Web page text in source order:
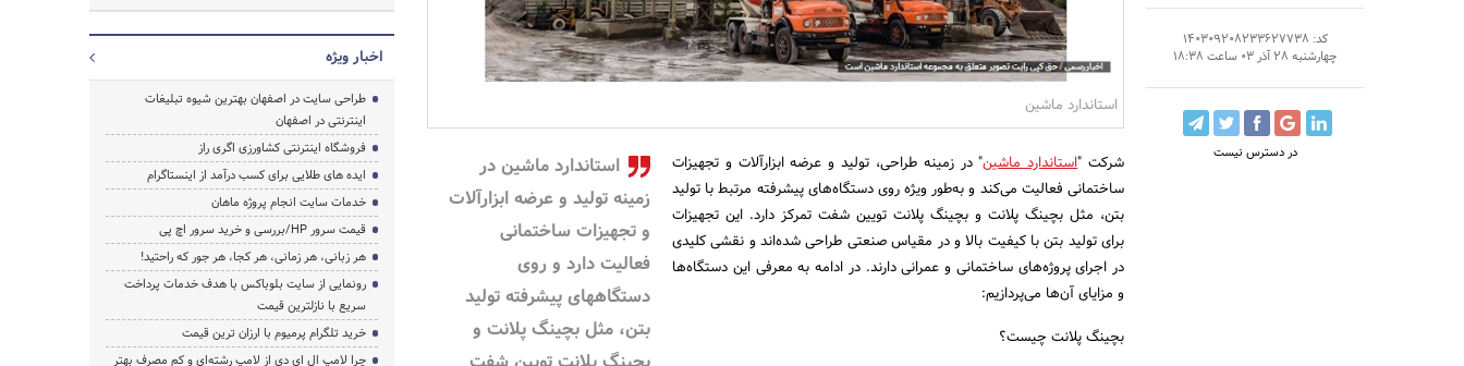
کد: 140309208233627738
چهارشنبه 28 آذر 03 ساعت 18:38
در دسترس نیست
استاندارد ماشین
استاندارد ماشین در
زمینه تولید و عرضه ابزارآلات
و تجهیزات ساختمانی
فعالیت دارد و روی
دستگاههای پیشرفته تولید
بتن، مثل بچینگ پلانت و
شرکت "استاندارد ماشین" در زمینه طراحی، تولید و عرضه ابزارآلات و تجهیزات
ساختمانی فعالیت می‌کند و به‌طور ویژه روی دستگاه‌های پیشرفته مرتبط با تولید
بتن، مثل بچینگ پلانت و بچینگ پلانت تویین شفت تمرکز دارد. این تجهیزات
برای تولید بتن با کیفیت بالا و در مقیاس صنعتی طراحی شده‌اند و نقشی کلیدی
در اجرای پروژه‌های ساختمانی و عمرانی دارند. در ادامه به معرفی این دستگاه‌ها
و مزایای آن‌ها می‌پردازیم:
بچینگ پلانت چیست؟
اخبار ویژه
طراحی سایت در اصفهان بهترین شیوه تبلیغات
اینترنتی در اصفهان
فروشگاه اینترنتی کشاورزی اگری راز
ایده های طلایی برای کسب درآمد از اینستاگرام
خدمات سایت انجام پروژه ماهان
قیمت سرور HP/بررسی و خرید سرور اچ پی
هر زبانی، هر زمانی، هر کجا، هر جور که راحتید!
رونمایی از سایت بلوباکس با هدف خدمات پرداخت
سریع با نازلترین قیمت
خرید تلگرام پرمیوم با ارزان ترین قیمت
چرا لامپ ال ای دی از لامپ رشته‌ای و کم مصرف بهتر